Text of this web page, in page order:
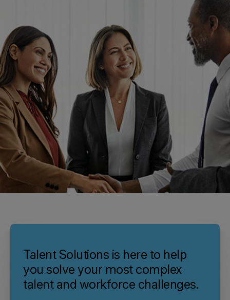
Talent Solutions is here to help
you solve your most complex
talent and workforce challenges.